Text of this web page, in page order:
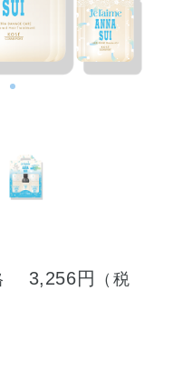
3,256円
（税